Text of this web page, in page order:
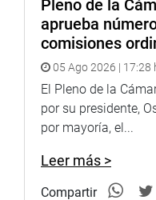
PRENSA-CONGRESO
Pleno de la
aprueba
comisiones
05 Ago 2026 | 17:28
El Pleno de la
por su presidente,
por mayoría, el...
Leer más >
Compartir